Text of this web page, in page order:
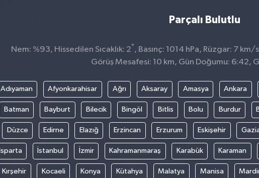
Parçalı Bulutlu
Nem: %93, Hissedilen Sıcaklık: 2° , Basınç: 1014 hPa, Rüzgar: 7 km/
Görüş Mesafesi: 10 km, Gün Doğumu: 6:42,
Adıyaman Afyonkarahisar Ağrı Aksaray Amasya Ankara
Batman Bayburt Bilecik Bingöl Bitlis Bolu Burdur
Düzce Edirne Elazığ Erzincan Erzurum Eskişehir
Isparta İstanbul İzmir Kahramanmaraş Karabük Karaman
Kırşehir Kocaeli Konya Kütahya Malatya Manisa